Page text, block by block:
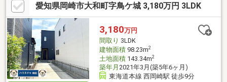
愛知県岡崎市大和町字鳥ケ城 3,180万円 3LDK
3,180万円
間取り 3LDK
建物面積98.23m2
土地面積143.34m2
築年月 2021年3月(築5年6ヶ月)
東海道本線 西岡崎駅 徒歩9分